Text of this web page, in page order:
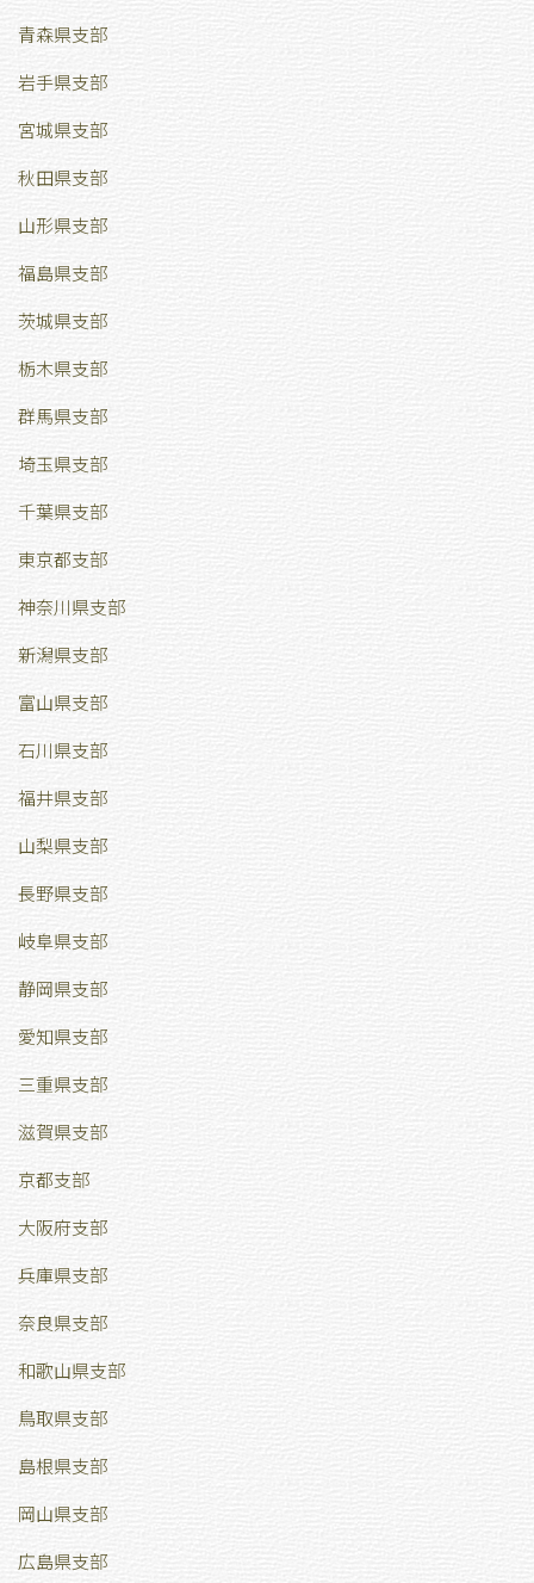
青森県支部
岩手県支部
宮城県支部
秋田県支部
山形県支部
福島県支部
茨城県支部
栃木県支部
群馬県支部
埼玉県支部
千葉県支部
東京都支部
神奈川県支部
新潟県支部
富山県支部
石川県支部
福井県支部
山梨県支部
長野県支部
岐阜県支部
静岡県支部
愛知県支部
三重県支部
滋賀県支部
京都支部
大阪府支部
兵庫県支部
奈良県支部
和歌山県支部
鳥取県支部
島根県支部
岡山県支部
広島県支部